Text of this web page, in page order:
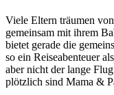
Viele Eltern träumen
gemeinsam mit ihrem
bietet gerade die
so ein Reiseabenteuer
aber nicht der lange
plötzlich sind Mama &